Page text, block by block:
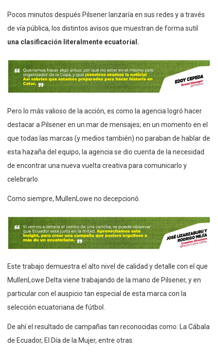
Pocos minutos después Pilsener lanzaría en sus redes y a través
de vía pública, los distintos avisos que muestran de forma sutil
una clasificación literalmente ecuatorial.
Pero lo más valioso de la acción, es como la agencia logró hacer
destacar a Pilsener en un mar de mensajes; en un momento en el
que todas las marcas (y medios también) no paraban de hablar de
esta hazaña del equipo, la agencia se dio cuenta de la necesidad
de encontrar una nueva vuelta creativa para comunicarlo y
celebrarlo.
Como siempre, MullenLowe no decepcionó.
Este trabajo demuestra el alto nivel de calidad y detalle con el que
MullenLowe Deltaviene trabajando de la mano de Pilsener, y en
particular con el auspicio tan especial de esta marca con la
selección ecuatoriana de fútbol.
De ahí el resultado de campañas tan reconocidas como: La Cábala
de Ecuador, El Día de la Mujer, entre otras.